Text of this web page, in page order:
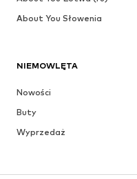
NIEMOWLĘTA
Nowości
Buty
Wyprzedaż
About You Słowenia